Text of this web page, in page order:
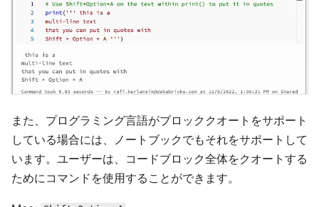
また、プログラミング言語がブロッククオートをサポート
している場合には、ノートブックでもそれをサポートして
います。ユーザーは、コードブロック全体をクオートする
ためにコマンドを使用することができます。